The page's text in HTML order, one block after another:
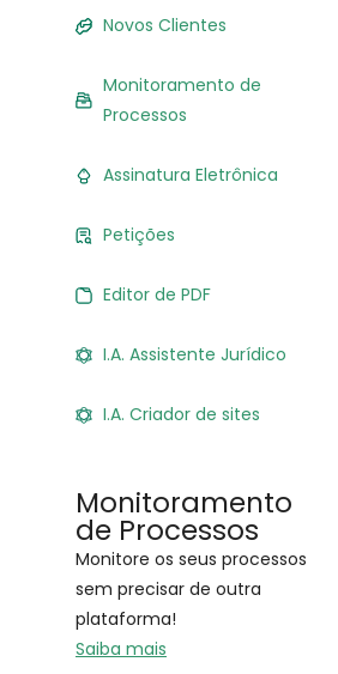
Novos Clientes
Monitoramento de
Processos
Assinatura Eletrônica
Petições
Editor de PDF
I.A. Assistente Jurídico
I.A. Criador de sites
Monitoramento
de Processos
Monitore os seus processos
sem precisar de outra
plataforma!
Saiba mais